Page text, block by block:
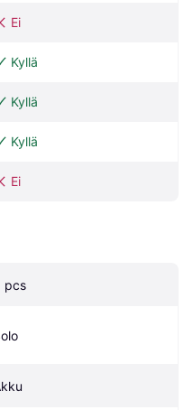
Ei
Kyllä
Kyllä
Kyllä
Ei
pcs